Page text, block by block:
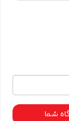
دیگر
دستگاه‌های
کامل رویشما